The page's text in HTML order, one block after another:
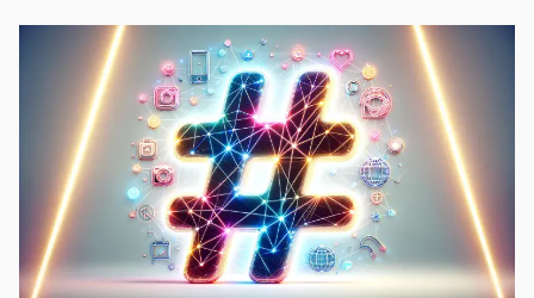
Hashtag Temelleri ve Önemi
Hashtag Stratejileri ve Kullanım İpuçları
Hashtaglerle Etkileşimi Artırma Yöntemleri
Instagram Hashtag Trendleri ve Yenilikler
Instagram Hashtag Hatalarından Kaçınma
Instagram Hashtag Araçları ve Kaynakları
Yaratıcı Hashtag Kampanyaları ile Marka Etkileşimini Artırma
Sonuç: Instagram’da Hashtag Kullanımının Gücü
Instagram’da Hashtag Kullanımı SSS